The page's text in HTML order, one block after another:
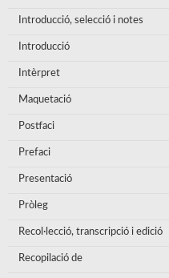
Introducció, selecció i notes
Introducció
Intèrpret
Maquetació
Postfaci
Prefaci
Presentació
Pròleg
Recol·lecció, transcripció i edició
Recopilació de